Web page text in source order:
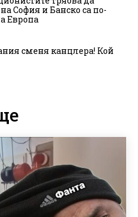
София и Банско са по-
Европа
сменя канцлера! Кой